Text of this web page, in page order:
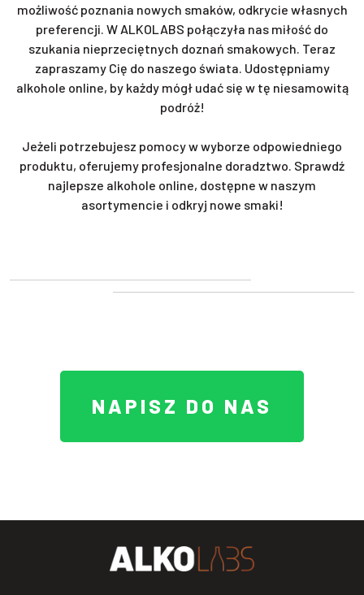
możliwość poznania nowych smaków, odkrycie własnych
preferencji. W ALKOLABS połączyła nas miłość do
szukania nieprzeciętnych doznań smakowych. Teraz
zapraszamy Cię do naszego świata. Udostępniamy
alkohole online, by każdy mógł udać się w tę niesamowitą
podróż!
Jeżeli potrzebujesz pomocy w wyborze odpowiedniego
produktu, oferujemy profesjonalne doradztwo. Sprawdź
najlepsze alkohole online, dostępne w naszym
asortymencie i odkryj nowe smaki!
NAPISZ DO NAS